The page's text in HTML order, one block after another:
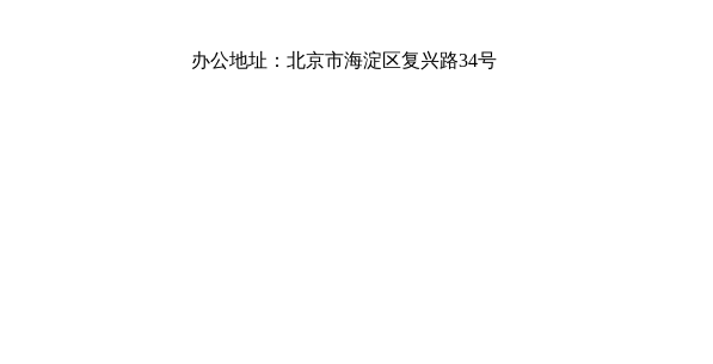
办公地址：北京市海淀区复兴路34号